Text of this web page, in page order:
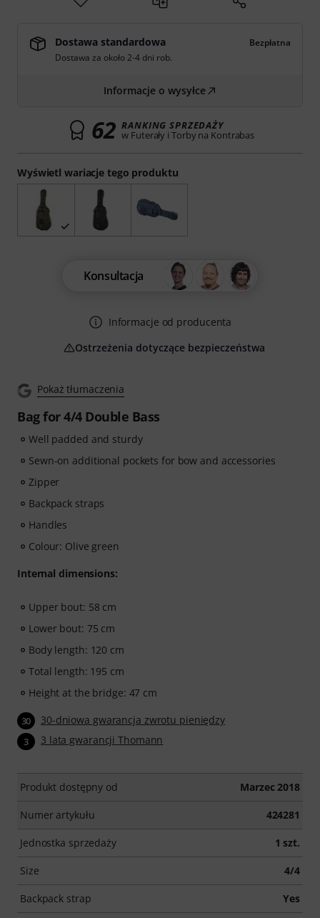
Pokaż tłumaczenia
Bag for 4/4 Double Bass
Well padded and sturdy
Sewn-on additional pockets for bow and accessories
Zipper
Backpack straps
Handles
Colour: Olive green
Internal dimensions:
Upper bout: 58 cm
Lower bout: 75 cm
Body length: 120 cm
Total length: 195 cm
Height at the bridge: 47 cm
30 30-dniowa gwarancja zwrotu pieniędzy
3 3 lata gwarancji Thomann
Produkt dostępny od Marzec 2018
Numer artykułu 424281
Jednostka sprzedaży 1 szt.
Size 4/4
Backpack strap Yes
Wyświetl wariacje tego produktu
Dostawa standardowa
Bezpłatna
Dostawa za około 2-4 dni rob.
Informacje o wysyłce
62 RANKING SPRZEDAŻY
w Futerały i Torby na Kontrabas
Konsultacja
Informacje od producenta
Ostrzeżenia dotyczące bezpieczeństwa